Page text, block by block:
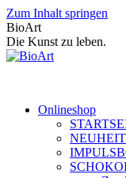
Zum Inhalt springen
BioArt
Die Kunst zu leben.
Onlineshop